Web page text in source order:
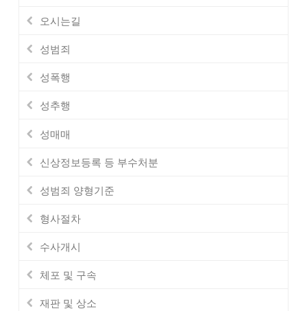
오시는길
성범죄
성폭행
성추행
성매매
신상정보등록 등 부수처분
성범죄 양형기준
형사절차
수사개시
체포 및 구속
재판 및 상소